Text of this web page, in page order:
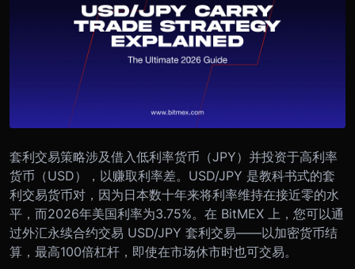
套利交易策略涉及借入低利率货币（JPY）并投资于高利率
货币（USD），以赚取利率差。USD/JPY 是教科书式的套
利交易货币对，因为日本数十年来将利率维持在接近零的水
平，而2026年美国利率为3.75%。在 BitMEX 上，您可以通
过外汇永续合约交易 USD/JPY 套利交易——以加密货币结
算，最高100倍杠杆，即使在市场休市时也可交易。